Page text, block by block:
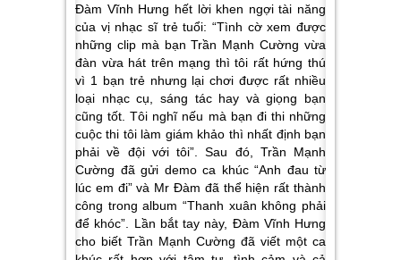
Đàm Vĩnh Hưng hết lời khen ngợi tài năng
của vị nhạc sĩ trẻ tuổi: “Tình cờ xem được
những clip mà bạn Trần Mạnh Cường vừa
đàn vừa hát trên mạng thì tôi rất hứng thú
vì 1 bạn trẻ nhưng lại chơi được rất nhiều
loại nhạc cụ, sáng tác hay và giọng bạn
cũng tốt. Tôi nghĩ nếu mà bạn đi thi những
cuộc thi tôi làm giám khảo thì nhất định bạn
phải về đội với tôi” . Sau đó, Trần Mạnh
Cường đã gửi demo ca khúc “Anh đau từ
lúc em đi” và Mr Đàm đã thể hiện rất thành
công trong album “Thanh xuân không phải
để khóc”. Lần bắt tay này, Đàm Vĩnh Hưng
cho biết Trần Mạnh Cường đã viết một ca